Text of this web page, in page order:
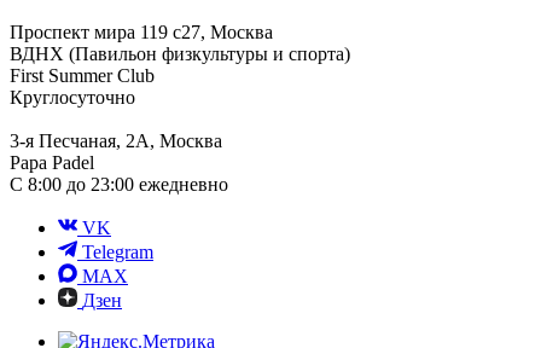
Проспект мира 119 с27, Москва
ВДНХ (Павильон физкультуры и спорта)
First Summer Club
Круглосуточно
3-я Песчаная, 2А, Москва
Papa Padel
С 8:00 до 23:00 ежедневно
VK
Telegram
MAX
Дзен